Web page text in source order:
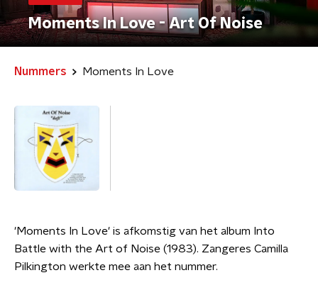
Moments In Love - Art Of Noise
Nummers Moments In Love
'Moments In Love' is afkomstig van het album Into
Battle with the Art of Noise (1983). Zangeres Camilla
Pilkington werkte mee aan het nummer.